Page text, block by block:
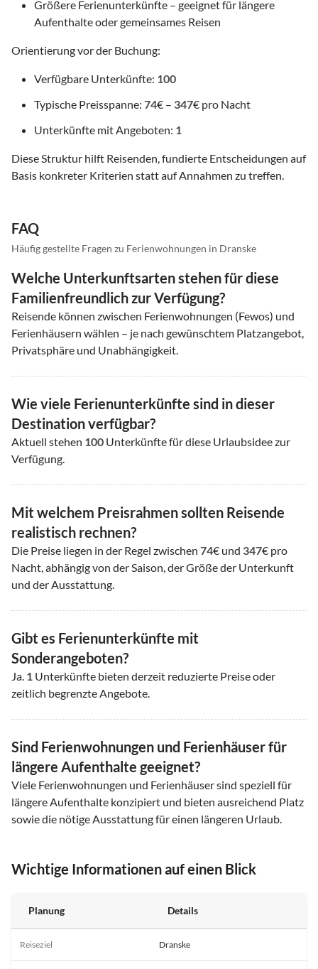
Größere Ferienunterkünfte – geeignet für längere
Aufenthalte oder gemeinsames Reisen
Orientierung vor der Buchung:
Verfügbare Unterkünfte: 100
Typische Preisspanne: 74€ – 347€ pro Nacht
Unterkünfte mit Angeboten: 1
Diese Struktur hilft Reisenden, fundierte Entscheidungen auf
Basis konkreter Kriterien statt auf Annahmen zu treffen.
FAQ
Häufig gestellte Fragen zu Ferienwohnungen in Dranske
Welche Unterkunftsarten stehen für diese
Familienfreundlich zur Verfügung?
Reisende können zwischen Ferienwohnungen (Fewos) und
Ferienhäusern wählen – je nach gewünschtem Platzangebot,
Privatsphäre und Unabhängigkeit.
Wie viele Ferienunterkünfte sind in dieser
Destination verfügbar?
Aktuell stehen 100 Unterkünfte für diese Urlaubsidee zur
Verfügung.
Mit welchem Preisrahmen sollten Reisende
realistisch rechnen?
Die Preise liegen in der Regel zwischen 74€ und 347€ pro
Nacht, abhängig von der Saison, der Größe der Unterkunft
und der Ausstattung.
Gibt es Ferienunterkünfte mit
Sonderangeboten?
Ja. 1 Unterkünfte bieten derzeit reduzierte Preise oder
zeitlich begrenzte Angebote.
Sind Ferienwohnungen und Ferienhäuser für
längere Aufenthalte geeignet?
Viele Ferienwohnungen und Ferienhäuser sind speziell für
längere Aufenthalte konzipiert und bieten ausreichend Platz
sowie die nötige Ausstattung für einen längeren Urlaub.
Wichtige Informationen auf einen Blick
Planung Details
Reiseziel Dranske